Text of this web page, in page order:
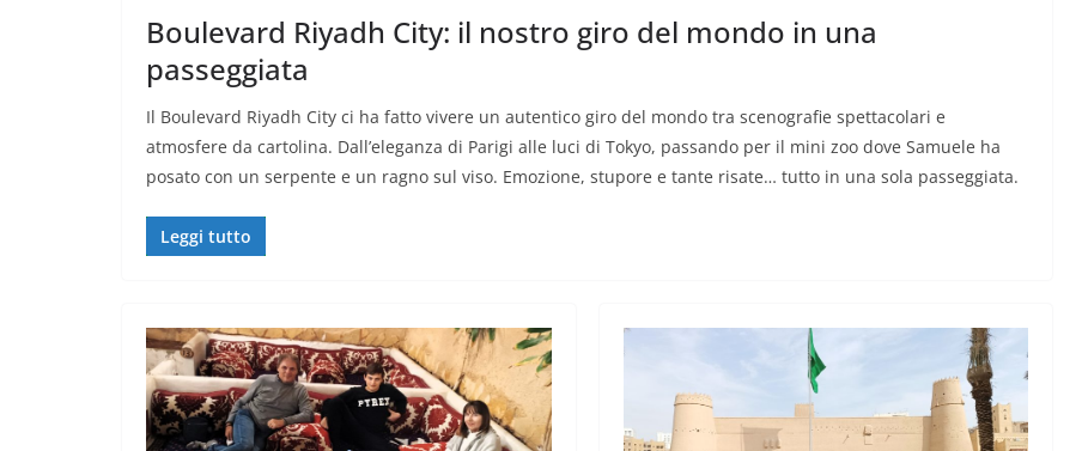
Boulevard Riyadh City: il nostro giro del mondo in una
passeggiata
Il Boulevard Riyadh City ci ha fatto vivere un autentico giro del mondo tra scenografie spettacolari e
atmosfere da cartolina. Dall’eleganza di Parigi alle luci di Tokyo, passando per il mini zoo dove Samuele ha
posato con un serpente e un ragno sul viso. Emozione, stupore e tante risate… tutto in una sola passeggiata.
Leggi tutto